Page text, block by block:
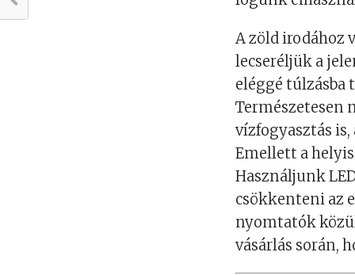
A zöld irodához
lecseréljük a
eléggé túlzásba
Természetesen
vízfogyasztás
Emellett a
Használjunk
csökkenteni az
nyomtatók
vásárlás során,